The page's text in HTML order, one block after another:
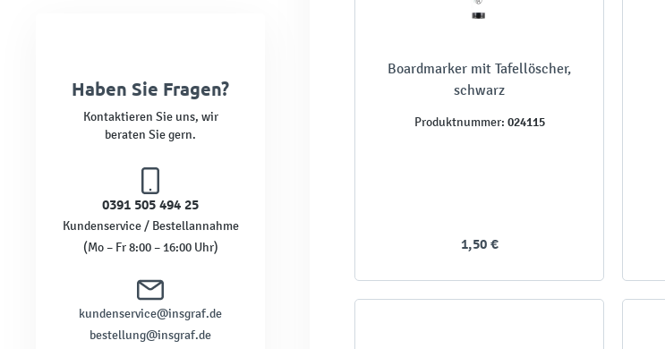
Haben Sie Fragen?
Kontaktieren Sie uns, wir
beraten Sie gern.
0391 505 494 25
Kundenservice / Bestellannahme
(Mo – Fr 8:00 – 16:00 Uhr)
kundenservice@insgraf.de
bestellung@insgraf.de
Boardmarker mit Tafellöscher,
schwarz
Produktnummer: 024115
1,50 €